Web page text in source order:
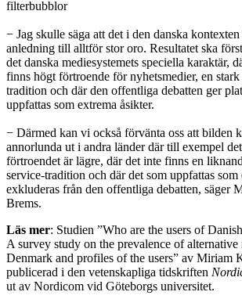
filterbubblor
− Jag skulle säga att det i den danska
anledning till alltför stor oro. Resultatet ska
det danska mediesystemets speciella karaktär,
finns högt förtroende för nyhetsmedier, en
tradition och där den offentliga debatten ger
uppfattas som extrema åsikter.
− Därmed kan vi också förvänta oss att bilden
annorlunda ut i andra länder där till exempel
förtroendet är lägre, där det inte finns en
service-tradition och där det som uppfattas som
exkluderas från den offentliga debatten, säger
Brems.
Läs mer: Studien ”Who are the users of
A survey study on the prevalence of alternative
Denmark and profiles of the users” av Miriam
publicerad i den vetenskapliga tidskriften
ut av Nordicom vid Göteborgs universitet.